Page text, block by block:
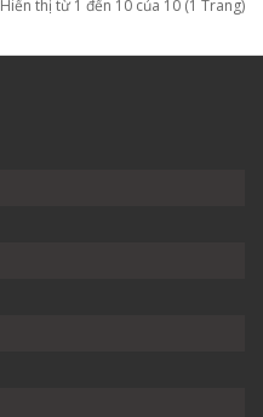
Hiển thị từ 1 đến 10 của 10 (1 Trang)